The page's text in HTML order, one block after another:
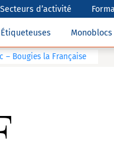
Secteurs d’activité
Étiqueteuses Monoblocs
– Bougies la Française